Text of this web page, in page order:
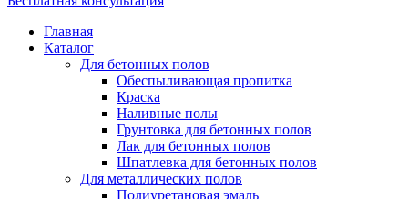
Главная
Каталог
Для бетонных полов
Обеспыливающая пропитка
Краска
Наливные полы
Грунтовка для бетонных полов
Лак для бетонных полов
Шпатлевка для бетонных полов
Для металлических полов
Полиуретановая эмаль